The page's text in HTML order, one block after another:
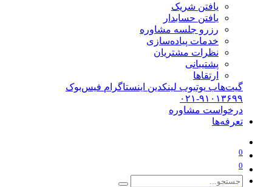
یافتن شریک
یافتن حسابدار
رزرو جلسه مشاوره
خدمات پیاده‌سازی
نظرات مشتریان
پشتیبانی
ارتقاها
گیت‌هاب یوتیوب لینکدین اینستاگرام فیس‌بوک
۰۲۱-۹۱۰۱۳۶۹۹
درخواست مشاوره
تعرفه‌ها
0
0